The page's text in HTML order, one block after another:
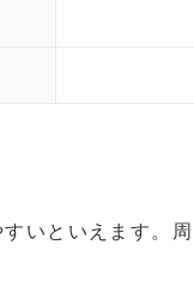
いといえます。